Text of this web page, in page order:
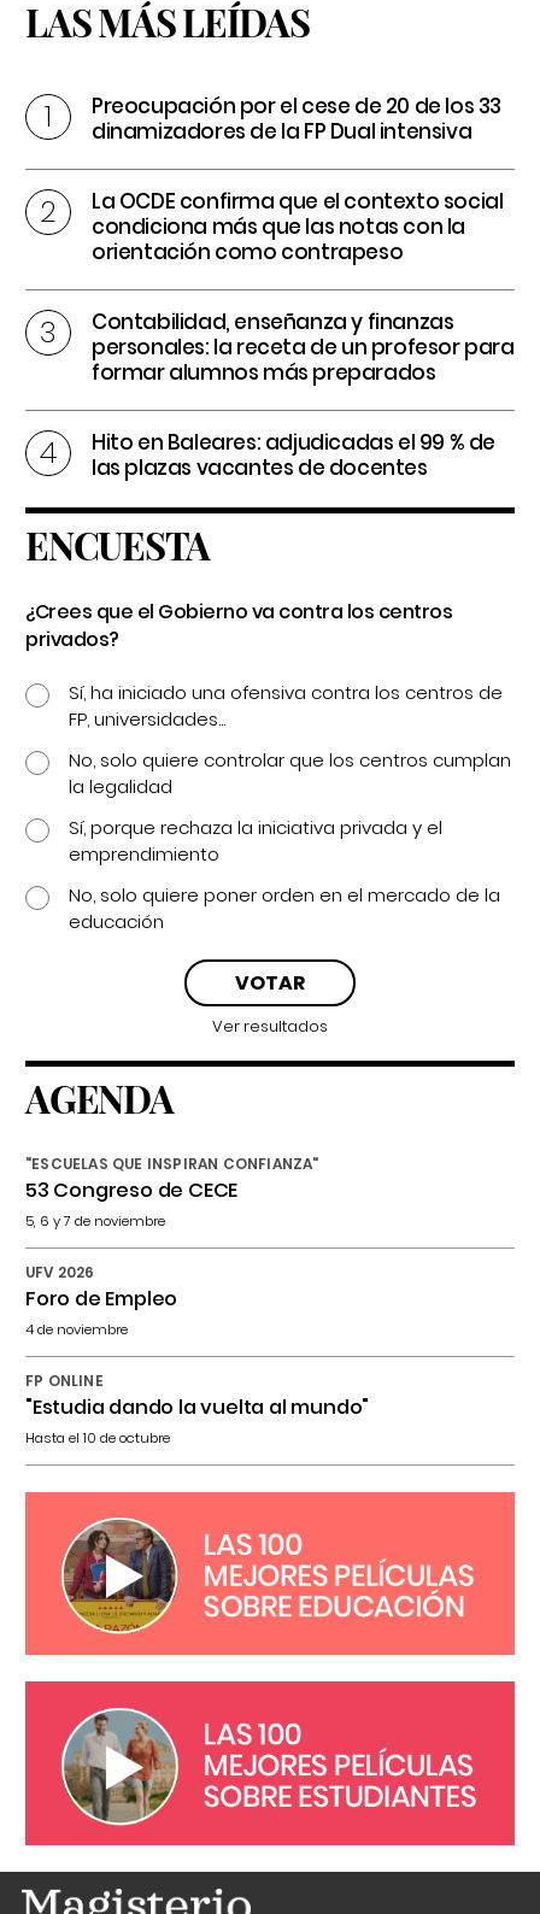
LAS MÁS LEÍDAS
Preocupación por el cese de 20 de los 33
dinamizadores de la FP Dual intensiva
La OCDE confirma que el contexto social
condiciona más que las notas con la
orientación como contrapeso
Contabilidad, enseñanza y finanzas
personales: la receta de un profesor para
formar alumnos más preparados
Hito en Baleares: adjudicadas el 99 % de
las plazas vacantes de docentes
ENCUESTA
¿Crees que el Gobierno va contra los centros
privados?
Sí, ha iniciado una ofensiva contra los centros de
FP, universidades...
No, solo quiere controlar que los centros cumplan
la legalidad
Sí, porque rechaza la iniciativa privada y el
emprendimiento
No, solo quiere poner orden en el mercado de la
educación
Ver resultados
AGENDA
"ESCUELAS QUE INSPIRAN CONFIANZA"
53 Congreso de CECE
5, 6 y 7 de noviembre
UFV 2026
Foro de Empleo
4 de noviembre
FP ONLINE
"Estudia dando la vuelta al mundo"
Hasta el 10 de octubre